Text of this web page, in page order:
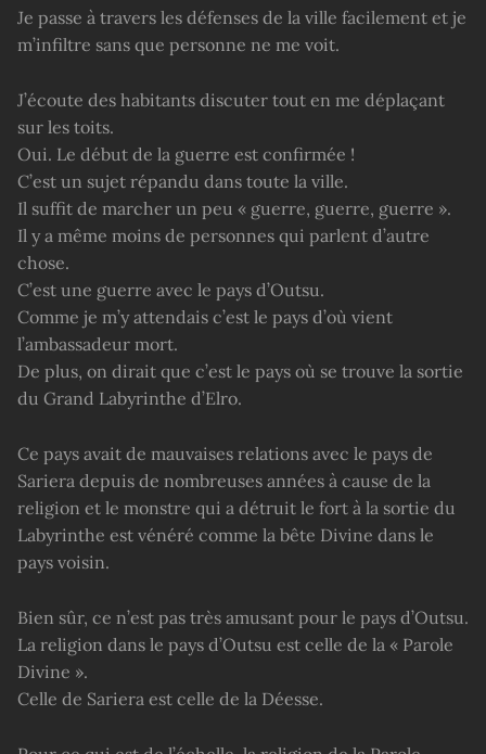
Je passe à travers les défenses de la ville facilement et je
m’infiltre sans que personne ne me voit.
J’écoute des habitants discuter tout en me déplaçant
sur les toits.
Oui. Le début de la guerre est confirmée !
C’est un sujet répandu dans toute la ville.
Il suffit de marcher un peu « guerre, guerre, guerre ».
Il y a même moins de personnes qui parlent d’autre
chose.
C’est une guerre avec le pays d’Outsu.
Comme je m’y attendais c’est le pays d’où vient
l’ambassadeur mort.
De plus, on dirait que c’est le pays où se trouve la sortie
du Grand Labyrinthe d’Elro.
Ce pays avait de mauvaises relations avec le pays de
Sariera depuis de nombreuses années à cause de la
religion et le monstre qui a détruit le fort à la sortie du
Labyrinthe est vénéré comme la bête Divine dans le
pays voisin.
Bien sûr, ce n’est pas très amusant pour le pays d’Outsu.
La religion dans le pays d’Outsu est celle de la « Parole
Divine ».
Celle de Sariera est celle de la Déesse.